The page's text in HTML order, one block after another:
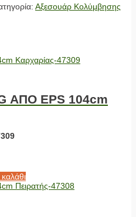
Αξεσουάρ Κολύμβησης
ΑΠΟ EPS 104cm